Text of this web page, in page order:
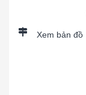
Xem bản đồ